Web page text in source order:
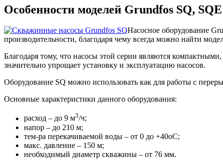
Особенности моделей Grundfos SQ, SQE
Насосное оборудование
производительности, благодаря чему всегда можно найти
Благодаря тому, что насосы этой серии являются
значительно упрощает установку и эксплуатацию насосов.
Оборудование SQ можно использовать как для работы с
Основные характеристики данного оборудования:
расход – до 9 м3/ч;
напор – до 210 м;
тем-ра перекачиваемой воды – от 0 до +40оС;
макс. давление – 150 м;
необходимый диаметр скважины – от 76 мм.